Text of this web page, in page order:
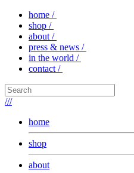
home /
shop /
about /
press & news /
in the world /
contact /
///
home
shop
about